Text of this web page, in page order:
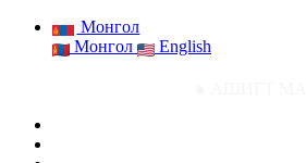
Монгол
Монгол
English